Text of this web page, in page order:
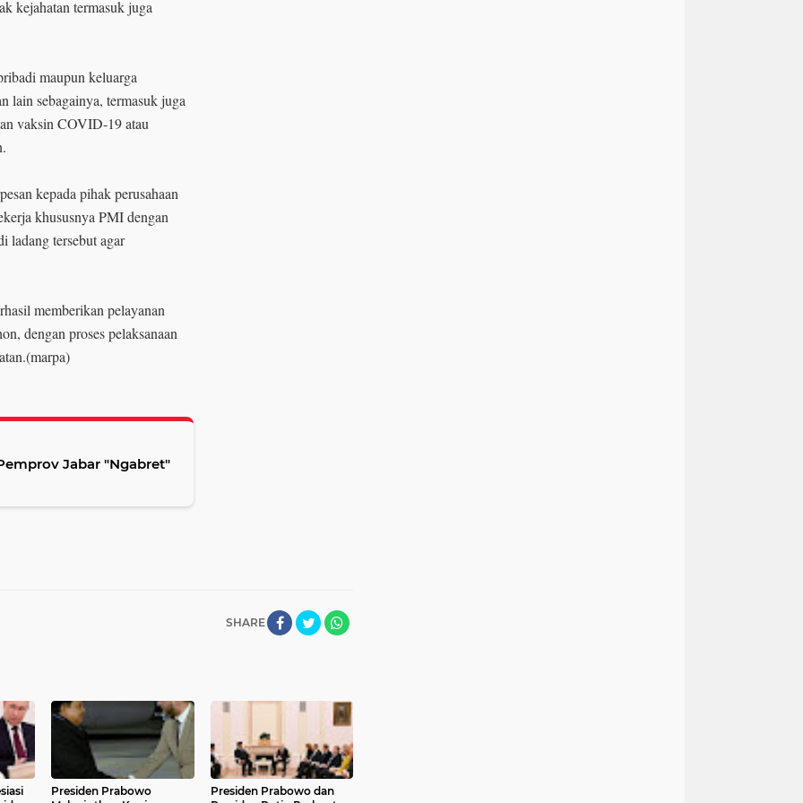
kejahatan termasuk juga
maupun keluarga
lain sebagainya, termasuk juga
vaksin COVID-19 atau
kepada pihak perusahaan
khususnya PMI dengan
ladang tersebut agar
memberikan pelayanan
dengan proses pelaksanaan
Jabar "Ngabret"
SHARE
Presiden Prabowo
Presiden Prabowo dan